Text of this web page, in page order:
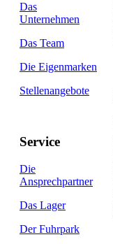
Das
Unternehmen
Das Team
Die Eigenmarken
Stellenangebote
Service
Die
Ansprechpartner
Das Lager
Der Fuhrpark